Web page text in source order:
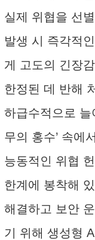
실제 위협을 선
발생 시 즉각적
게 고도의 긴장
한정된 데 반해
하급수적으로 늘
무의 홍수’ 속에
능동적인 위협
한계에 봉착해
해결하고 보안
기 위해 생성형